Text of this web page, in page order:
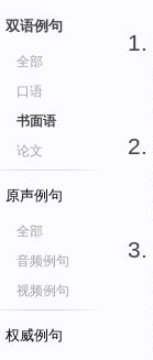
双语例句
全部
口语
书面语
论文
原声例句
全部
音频例句
视频例句
权威例句